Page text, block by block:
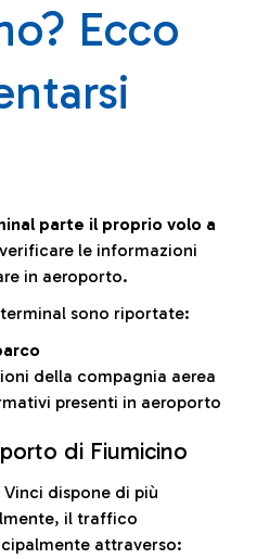
Ecco
parte il proprio volo a
le informazioni
in aeroporto.
sono riportate:
della compagnia aerea
presenti in aeroporto
di Fiumicino
Vinci dispone di più
il traffico
attraverso: